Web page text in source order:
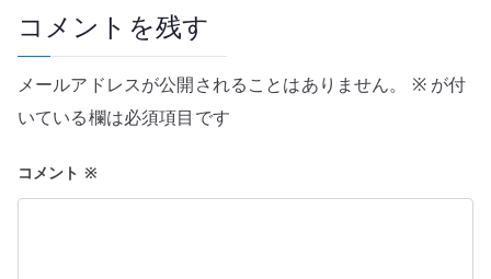
ー
シ
ョ
ン
コメントを残す
メールアドレスが公開されることはありません。 ※が付
いている欄は必須項目です
コメント ※